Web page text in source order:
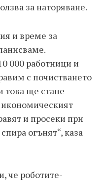
за наторяване.
и време за
000 работници и
с почистването
това ще стане
и просеки при
огънят“, каза
че роботите-